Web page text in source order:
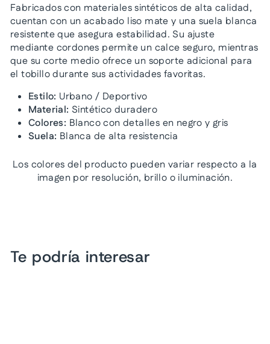
Fabricados con materiales sintéticos de alta calidad,
cuentan con un acabado liso mate y una suela blanca
resistente que asegura estabilidad. Su ajuste
mediante cordones permite un calce seguro, mientras
que su corte medio ofrece un soporte adicional para
el tobillo durante sus actividades favoritas.
Estilo: Urbano / Deportivo
Material: Sintético duradero
Colores: Blanco con detalles en negro y gris
Suela: Blanca de alta resistencia
Los colores del producto pueden variar respecto a la
imagen por resolución, brillo o iluminación.
Te podría interesar